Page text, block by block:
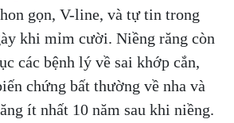
gọn, V-line, và tự tin trong
khi mỉm cười. Niềng răng còn
các bệnh lý về sai khớp cắn,
chứng bất thường về nha và
ít nhất 10 năm sau khi niềng.